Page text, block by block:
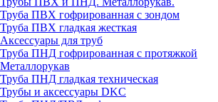
Труба ПВХ гофрированная с зондом
Труба ПВХ гладкая жесткая
Аксессуары для труб
Труба ПНД гофрированная с протяжкой
Металлорукав
Труба ПНД гладкая техническая
Трубы и аксессуары DKC